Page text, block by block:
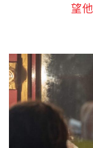
望